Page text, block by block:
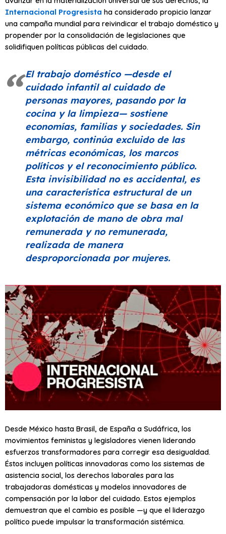
Internacional Progresista ha considerado propicio lanzar
una campaña mundial para reivindicar el trabajo doméstico y
propender por la consolidación de legislaciones que
solidifiquen políticas públicas del cuidado.
El trabajo doméstico —desde el
cuidado infantil al cuidado de
personas mayores, pasando por la
cocina y la limpieza— sostiene
economías, familias y sociedades. Sin
embargo, continúa excluido de las
métricas económicas, los marcos
políticos y el reconocimiento público.
Esta invisibilidad no es accidental, es
una característica estructural de un
sistema económico que se basa en la
explotación de mano de obra mal
remunerada y no remunerada,
realizada de manera
desproporcionada por mujeres.
Desde México hasta Brasil, de España a Sudáfrica, los
movimientos feministas y legisladores vienen liderando
esfuerzos transformadores para corregir esa desigualdad.
Éstos incluyen políticas innovadoras como los sistemas de
asistencia social, los derechos laborales para las
trabajadoras domésticas y modelos innovadores de
compensación por la labor del cuidado. Estos ejemplos
demuestran que el cambio es posible —y que el liderazgo
político puede impulsar la transformación sistémica.